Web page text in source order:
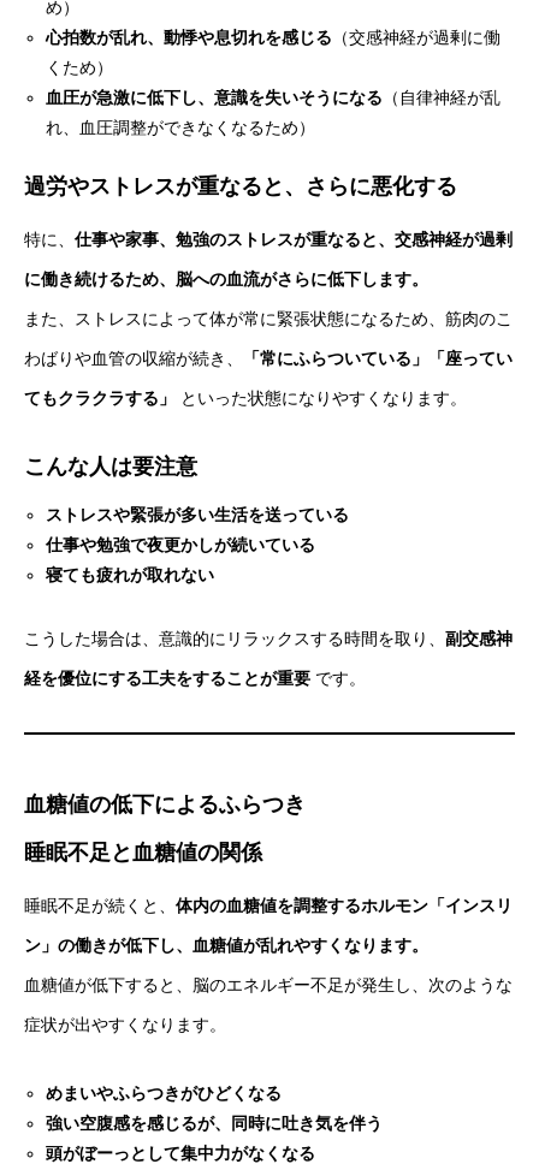
め）
心拍数が乱れ、動悸や息切れを感じる （交感神経が過剰に働
くため）
血圧が急激に低下し、意識を失いそうになる （自律神経が乱
れ、血圧調整ができなくなるため）
過労やストレスが重なると、さらに悪化する
特に、 仕事や家事、勉強のストレスが重なると、交感神経が過剰
に働き続けるため、脳への血流がさらに低下します。
また、ストレスによって体が常に緊張状態になるため、筋肉のこ
わばりや血管の収縮が続き、 「常にふらついている」「座ってい
てもクラクラする」 といった状態になりやすくなります。
こんな人は要注意
ストレスや緊張が多い生活を送っている
仕事や勉強で夜更かしが続いている
寝ても疲れが取れない
こうした場合は、意識的にリラックスする時間を取り、 副交感神
経を優位にする工夫をすることが重要 です。
血糖値の低下によるふらつき
睡眠不足と血糖値の関係
睡眠不足が続くと、 体内の血糖値を調整するホルモン「インスリ
ン」の働きが低下し、血糖値が乱れやすくなります。
血糖値が低下すると、脳のエネルギー不足が発生し、次のような
症状が出やすくなります。
めまいやふらつきがひどくなる
強い空腹感を感じるが、同時に吐き気を伴う
頭がぼーっとして集中力がなくなる